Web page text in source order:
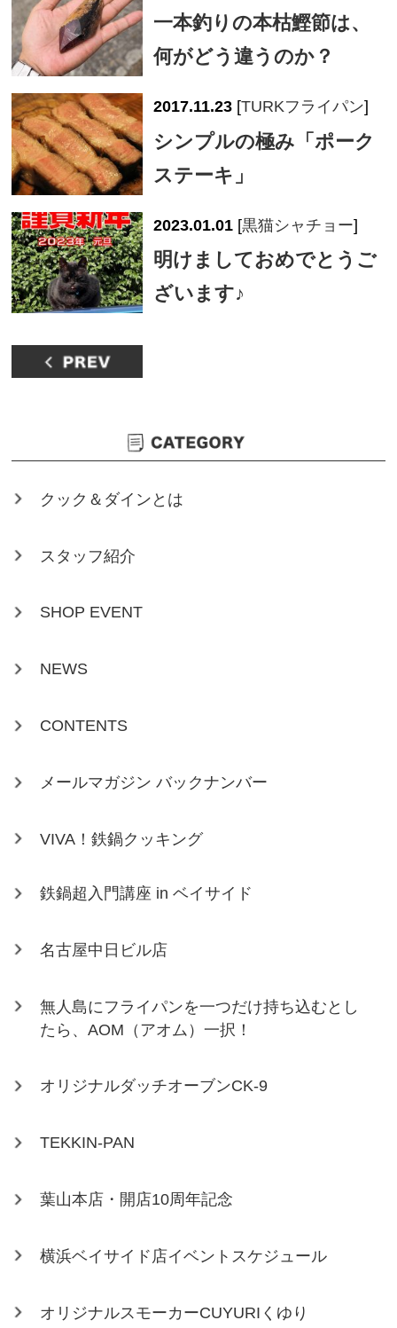
一本釣りの本枯鰹節は、
何がどう違うのか？
2017.11.23 [TURKフライパン]
シンプルの極み「ポーク
ステーキ」
2023.01.01 [黒猫シャチョー]
明けましておめでとうご
ざいます♪
クック＆ダインとは
スタッフ紹介
SHOP EVENT
NEWS
CONTENTS
メールマガジン バックナンバー
VIVA！鉄鍋クッキング
鉄鍋超入門講座 in ベイサイド
名古屋中日ビル店
無人島にフライパンを一つだけ持ち込むとし
たら、AOM（アオム）一択！
オリジナルダッチオーブンCK-9
TEKKIN-PAN
葉山本店・開店10周年記念
横浜ベイサイド店イベントスケジュール
オリジナルスモーカーCUYURIくゆり